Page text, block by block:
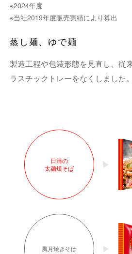
※2024年度
※当社2019年度販売実績により算出
蒸し麺、ゆで麺
製造工程や包装形態を見直し、従
ラスチックトレーをなくしました。
日清の
太麺焼そば
風月焼きそば